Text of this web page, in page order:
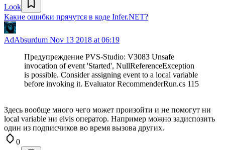
Look
Какие ошибки прячутся в коде Infer.NET?
AdAbsurdum Nov 13 2018 at 06:19
Предупреждение PVS-Studio: V3083 Unsafe
invocation of event 'Started', NullReferenceException
is possible. Consider assigning event to a local variable
before invoking it. Evaluator RecommenderRun.cs 115
Здесь вообще много чего может произойти и не помогут ни
local variable ни elvis оператор. Например можно задиспозить
один из подписчиков во время вызова других.
0